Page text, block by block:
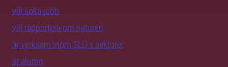
vill söka jobb
vill rapportera om naturen
är verksam inom SLU:s sektorer
är alumn